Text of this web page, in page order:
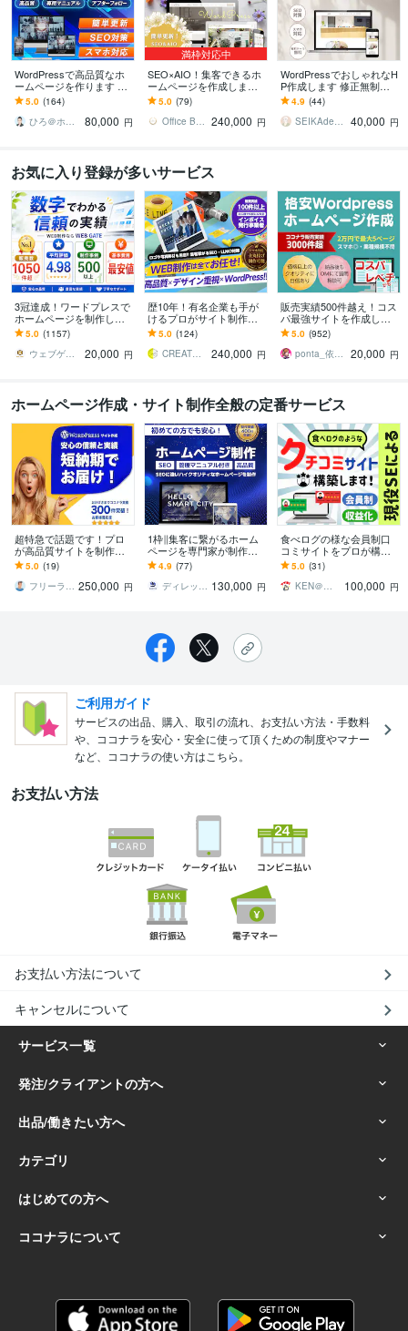
WordPressで高品質なホ
ームページを作ります シ
ンプル/SEO/ホームペー
ジ/おしゃれ/スタイリッシ
ュ
5.0 (164)
ひろ＠ホームページ制作
80,000 円
満枠対応中
SEO×AIO！集客できるホ
ームページを作成します
★ 初心者歓迎！オリジナ
ルデザイン！簡単更新！
オシャレなＨＰ
5.0 (79)
Office Bouquetgarni 240,000 円
WordPressでおしゃれなH
P作成します 修正無制限
で納得のいくデザインに
仕上げます。
4.9 (44)
SEIKAdesign
40,000 円
お気に入り登録が多いサービス
3冠達成！ワードプレスで
ホームページを制作しま
す WEB制作＆デザイン部
門1位（販売数・評価数・
お気に入り数）
5.0 (1157)
ウェブゲート
20,000 円
歴10年！有名企業も手が
けるプロがサイト制作し
ます 初心者でも安心★ヒ
アリング重視・要望に沿
って柔軟に対応可能
5.0 (124)
CREATORSZERO
240,000 円
販売実績500件越え！コス
パ最強サイトを作成しま
す 起業、副業、ブログ！
WPで更新楽々！オリジナ
ルデザイン可能
5.0 (952)
ponta_依頼多数のため返信遅れます
20,000 円
ホームページ作成・サイト制作全般の定番サービス
超特急で話題です！プロ
が高品質サイトを制作し
ます ココナラ実績500件
の安心と信頼でお客様に
選ばれています
5.0 (19)
フリーランサー 250,000 円
1枠∥集客に繋がるホーム
ページを専門家が制作し
ます SEO対策◎/デザイン
◎/コスパ◎/サポート◎/マ
ニュアル◎
4.9 (77)
ディレット＠WEBコンサルティング会社 130,000 円
食べログの様な会員制口
コミサイトをプロが構築
します 価値あるクチコミ
情報で集客し、収益化も
図れます！
5.0 (31)
KEN＠現役システムエンジニア
100,000 円
ご利用ガイド
サービスの出品、購入、取引の流れ、お支払い方法・手数料
や、ココナラを安心・安全に使って頂くための制度やマナー
など、ココナラの使い方はこちら。
お支払い方法
お支払い方法について
キャンセルについて